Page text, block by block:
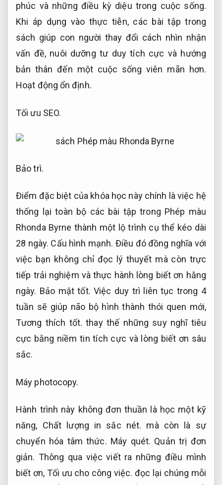
phúc và những điều kỳ diệu trong cuộc sống.
Khi áp dụng vào thực tiễn, các bài tập trong
sách giúp con người thay đổi cách nhìn nhận
vấn đề, nuôi dưỡng tư duy tích cực và hướng
bản thân đến một cuộc sống viên mãn hơn.
Hoạt động ổn định.
Tối ưu SEO.
Bảo trì.
Điểm đặc biệt của khóa học này chính là việc hệ
thống lại toàn bộ các bài tập trong Phép màu
Rhonda Byrne thành một lộ trình cụ thể kéo dài
28 ngày. Cấu hình mạnh. Điều đó đồng nghĩa với
việc bạn không chỉ đọc lý thuyết mà còn trực
tiếp trải nghiệm và thực hành lòng biết ơn hằng
ngày. Bảo mật tốt. Việc duy trì liên tục trong 4
tuần sẽ giúp não bộ hình thành thói quen mới,
Tương thích tốt. thay thế những suy nghĩ tiêu
cực bằng niềm tin tích cực và lòng biết ơn sâu
sắc.
Máy photocopy.
Hành trình này không đơn thuần là học một kỹ
năng, Chất lượng in sắc nét. mà còn là sự
chuyển hóa tâm thức. Máy quét. Quản trị đơn
giản. Thông qua việc viết ra những điều mình
biết ơn, Tối ưu cho công việc. đọc lại chúng mỗi